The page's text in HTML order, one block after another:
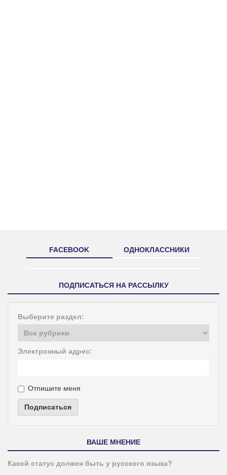
FACEBOOK ОДНОКЛАССНИКИ
ПОДПИСАТЬСЯ НА РАССЫЛКУ
Выберите раздел:
Электронный адрес:
Отпишите меня
Подписаться
ВАШЕ МНЕНИЕ
Какой статус должен быть у русского языка?